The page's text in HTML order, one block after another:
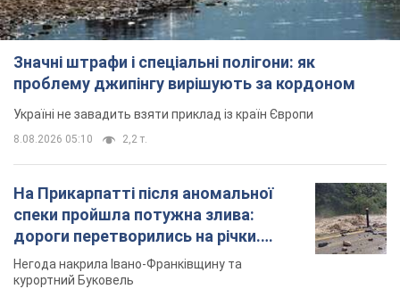
Значні штрафи і спеціальні полігони: як
проблему джипінгу вирішують за кордоном
Україні не завадить взяти приклад із країн Європи
8.08.2026 05:10 2,2 т.
На Прикарпатті після аномальної
спеки пройшла потужна злива:
дороги перетворились на річки.
Відео
Негода накрила Івано-Франківщину та
курортний Буковель